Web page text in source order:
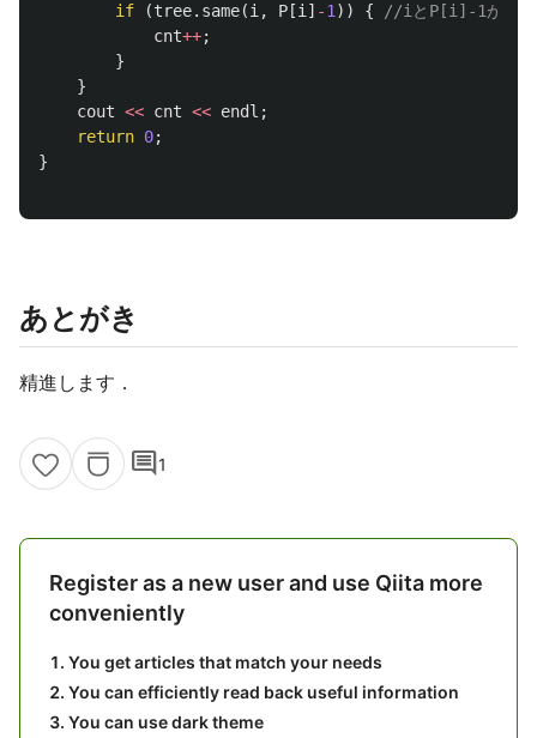
if
(tree. same(i , P [i ] -1 )) {
//iとP[i]-1が同じ
cnt++;
}
}
cout << cnt << endl ;
return 0;
}
あとがき
精進します．
comment1
Register as a new user and use Qiita more
conveniently
You get articles that match your needs
You can efficiently read back useful information
You can use dark theme